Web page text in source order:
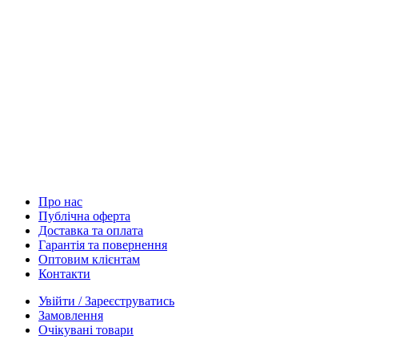
Про нас
Публічна оферта
Доставка та оплата
Гарантія та повернення
Оптовим клієнтам
Контакти
Увійти / Зареєструватись
Замовлення
Очікувані товари